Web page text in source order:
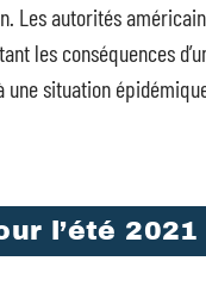
Les autorités
les conséquences
situation
l’été 2021